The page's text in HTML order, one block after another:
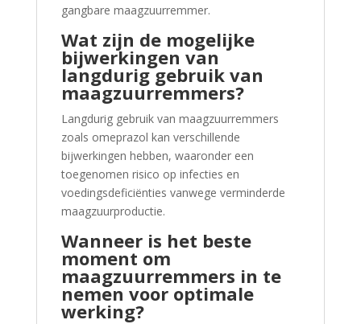
gangbare maagzuurremmer.
Wat zijn de mogelijke
bijwerkingen van
langdurig gebruik van
maagzuurremmers?
Langdurig gebruik van maagzuurremmers
zoals omeprazol kan verschillende
bijwerkingen hebben, waaronder een
toegenomen risico op infecties en
voedingsdeficiënties vanwege verminderde
maagzuurproductie.
Wanneer is het beste
moment om
maagzuurremmers in te
nemen voor optimale
werking?